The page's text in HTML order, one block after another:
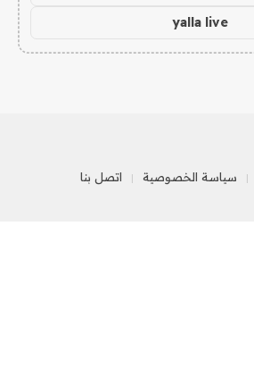
yalla live
سياسة الخصوصية اتصل بنا